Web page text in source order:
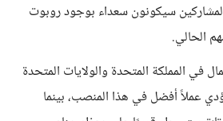
سيكونون سعداء بوجود روبوت
الحالي.
1 من كل 5 عمال في المملكة المتحدة والولايات المتحدة
عملاً أفضل في هذا المنصب، بينما